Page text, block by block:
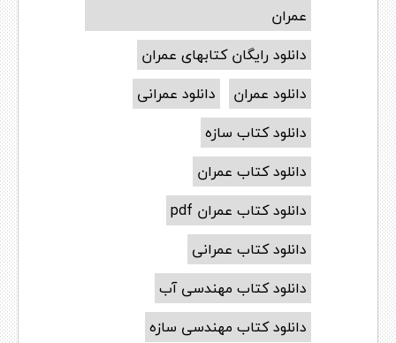
عمران
دانلود رایگان کتابهای عمران
دانلود عمران
دانلود عمرانی
دانلود کتاب سازه
دانلود کتاب عمران
دانلود کتاب عمران pdf
دانلود کتاب عمرانی
دانلود کتاب مهندسی آب
دانلود کتاب مهندسی سازه